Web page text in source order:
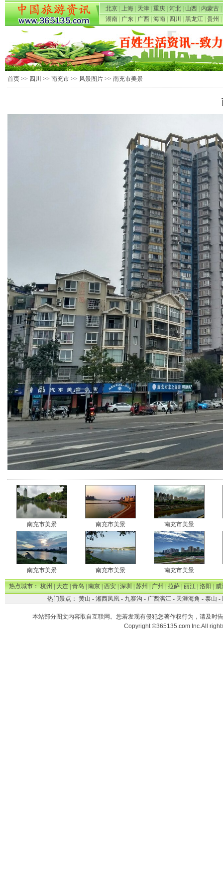
北京 上海 天津 重庆 河北 山西 内蒙古
湖南
广东 广西 海南 四川 黑龙江 贵州
首页 >> 四川 >> 南充市 >> 风景图片 >> 南充市美景
南充市美景 南充市美景 南充市美景
南充市美景 南充市美景 南充市美景
热点城市：杭州|大连|青岛|南京|西安|深圳|苏州|广州|拉萨|丽江|洛阳|威
热门景点： 黄山 - 湘西凤凰- 九寨沟 - 广西漓江- 天涯海角 - 泰山 -
本站部分图文内容取自互联网。您若发现有侵犯您著作权行为，请及时
Copyright ©365135.com Inc.All